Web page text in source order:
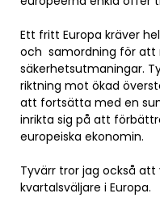
Ett fritt Europa kräver
och samordning för
säkerhetsutmaningar.
riktning mot ökad
att fortsätta med en
inrikta sig på att
europeiska ekonomin.
Tyvärr tror jag också
kvartalsväljare i Europa.